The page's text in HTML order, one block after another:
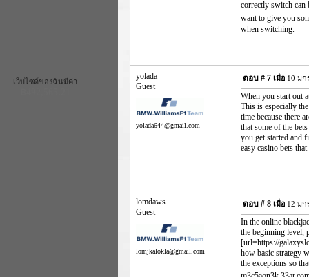
เว็บไซด์ของฉันมีค่า
correctly switch
want to give you
when switching.
yolada
Guest
yolada644@gmail.com
ตอบ # 7 เมื่อ 10 มก
When you start out
This is especially
time because there
that some of the
you get started and
easy casino bets
lomdaws
Guest
lomjkalokla@gmail.com
ตอบ # 8 เมื่อ 12 มก
In the online
the beginning level,
[url=https://
how basic strategy
the exceptions so